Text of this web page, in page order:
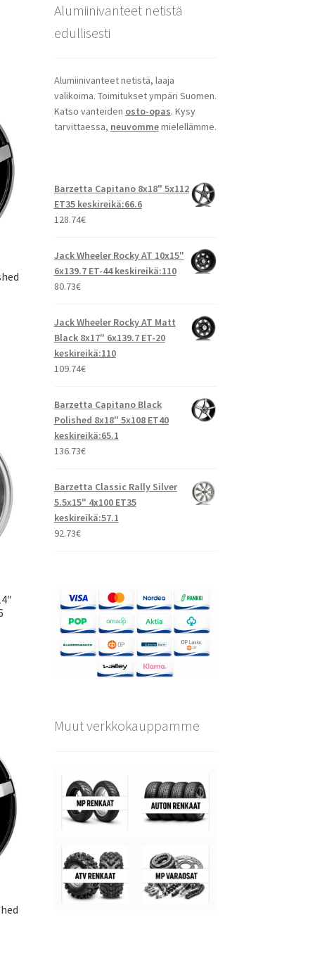
Alumiinivanteet netistä
edullisesti
Alumiinivanteet netistä, laaja
valikoima. Toimitukset ympäri Suomen.
Katso vanteiden osto-opas. Kysy
tarvittaessa, neuvommemielellämme.
Barzetta Capitano 8x18" 5x112
ET35 keskireikä:66.6
128.74€
Jack Wheeler Rocky AT 10x15"
6x139.7 ET-44 keskireikä:110
80.73€
Jack Wheeler Rocky AT Matt
Black 8x17" 6x139.7 ET-20
keskireikä:110
109.74€
Barzetta Capitano Black
Polished 8x18" 5x108 ET40
keskireikä:65.1
136.73€
Barzetta Classic Rally Silver
5.5x15" 4x100 ET35
keskireikä:57.1
92.73€
Muut verkkokauppamme